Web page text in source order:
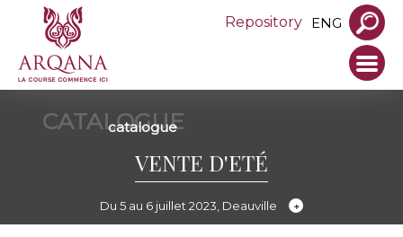
Repository ENG
CATALOGUE
catalogue
VENTE D'ETÉ
Du 5 au 6 juillet 2023, Deauville